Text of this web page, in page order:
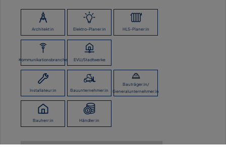
Architekt:in Elektro-Planer:in HLS-Planer:in
Kommunikationsbranche EVU/Stadtwerke
Installateur:in Bauunternehmer:in
Bauträger:in/
Generalunternehmer:in
Bauherr:in Händler:in
ZURÜCK ZUR ÜBERSICHT